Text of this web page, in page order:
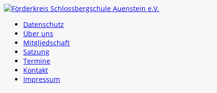
Datenschutz
Über uns
Mitgliedschaft
Satzung
Termine
Kontakt
Impressum